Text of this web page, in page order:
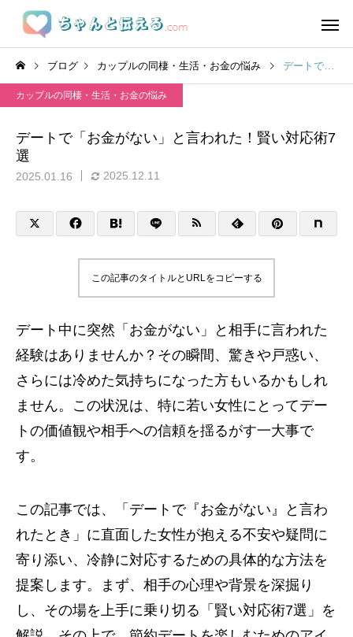
ブログ カップルの同棲・生活・お金の悩み デートで「お金がない」と言われた！賢い対応術7選
カップルの同棲・生活・お金の悩み
デートで「お金がない」と言われた！賢い対応術7
選
2025.01.16 2025.12.11
この記事のタイトルとURLをコピーする
デート中に突然「お金がない」と相手に言われた
経験はありませんか？その瞬間、驚きや戸惑い、
さらには冷めた気持ちになった方もいるかもしれ
ません。この状況は、特に若い女性にとってデー
トの価値観や相手への信頼を揺るがす一大事で
す。
この記事では、「デートで『お金がない』と言わ
れたとき」に直面した女性が抱える不安や疑問に
寄り添い、冷静に対応するための具体的な方法を
提案します。まず、相手の心理や背景を深掘り
し、その場を上手に乗り切る「賢い対応術7選」を